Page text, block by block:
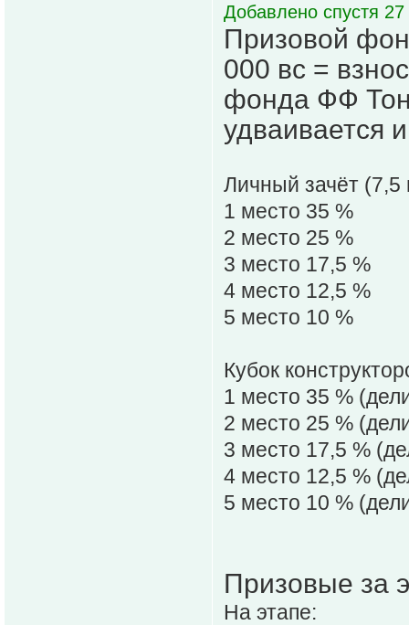
Добавлено спустя
Призовой
000 вс =
фонда ФФ
удваивается
Личный зачёт (7,5
1 место 35 %
2 место 25 %
3 место 17,5 %
4 место 12,5 %
5 место 10 %
Кубок
1 место 35 %
2 место 25 %
3 место 17,5 %
4 место 12,5 %
5 место 10 %
Призовые за
На этапе: